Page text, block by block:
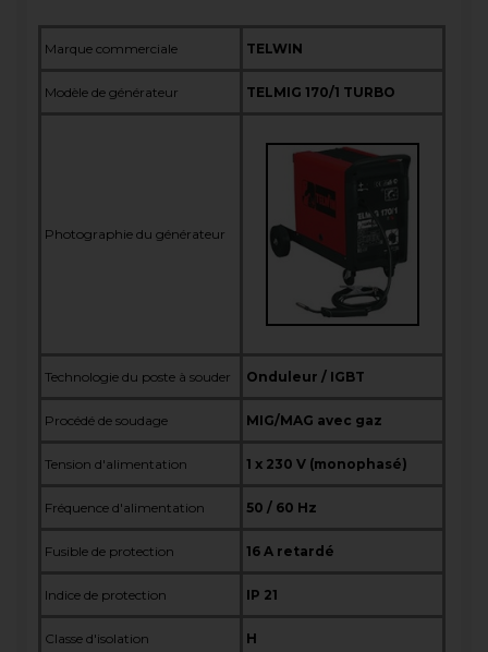
Marque commerciale TELWIN
Modèle de générateur TELMIG 170/1 TURBO
Photographie du générateur
Technologie du poste à souder Onduleur / IGBT
Procédé de soudage MIG/MAG avec gaz
Tension d'alimentation 1 x 230 V (monophasé)
Fréquence d'alimentation 50 / 60 Hz
Fusible de protection 16 A retardé
Indice de protection IP 21
Classe d'isolation H